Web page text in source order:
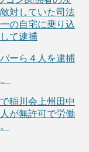
対していた司法
の自宅に乗り込
て逮捕
ーら４人を逮捕
稲川会上州田中
が無許可で労働